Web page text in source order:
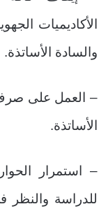
الأكاديميات
والسادة الأساتذة.
– العمل على صرف
الأساتذة.
– استمرار الحوار
للدراسة والنظر